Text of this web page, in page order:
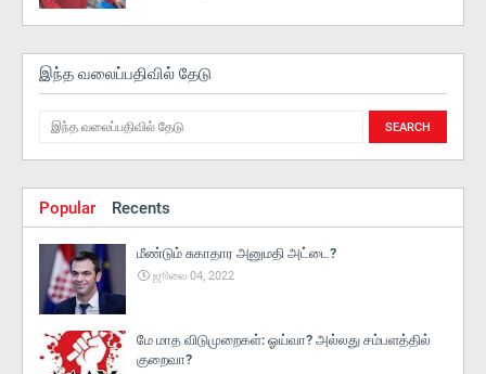
இந்த வலைப்பதிவில் தேடு
Popular Recents
மீண்டும் சுகாதார அனுமதி அட்டை?
ஜூலை 04, 2022
மே மாத விடுமுறைகள்: ஓய்வா? அல்லது சம்பளத்தில்
குறைவா?